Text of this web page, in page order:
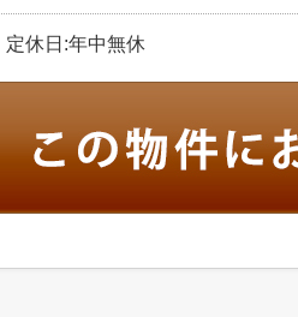
休日:年中無休